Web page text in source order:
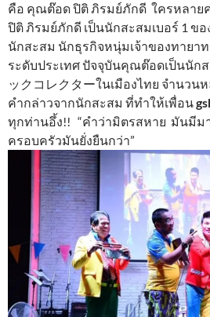
คือ คุณต๊อด ปิติ ภิรมย์ภักดี ใครหลาย
ปิติ ภิรมย์ภักดี เป็นนักสะสมเบอร์ 1 ข
นักสะสม นักธุรกิจหนุ่มเจ้าของทายา
ระดับประเทศ ปัจจุบันคุณต๊อดเป็นนักส
ックコレクターในเมืองไทย จำนว
คำกล่าวจากนักสะสม ที่ทำให้เพื่อน
ทุกท่านอึ้ง!! “คำว่ามิตรสหาย มันมีม
ครอบครัวมันยั่งยืนกว่า”